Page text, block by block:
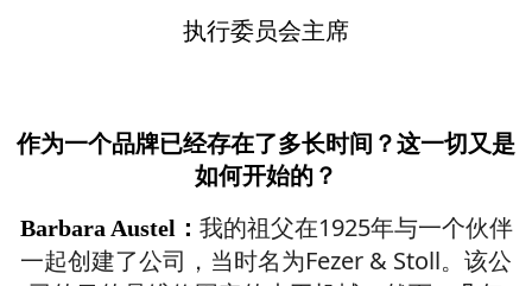
执行委员会主席
作为一个品牌已经存在了多长时间？这一切又是
如何开始的？
Barbara Austel： 我的祖父在1925年与一个伙伴
一起创建了公司，当时名为Fezer & Stoll。该公